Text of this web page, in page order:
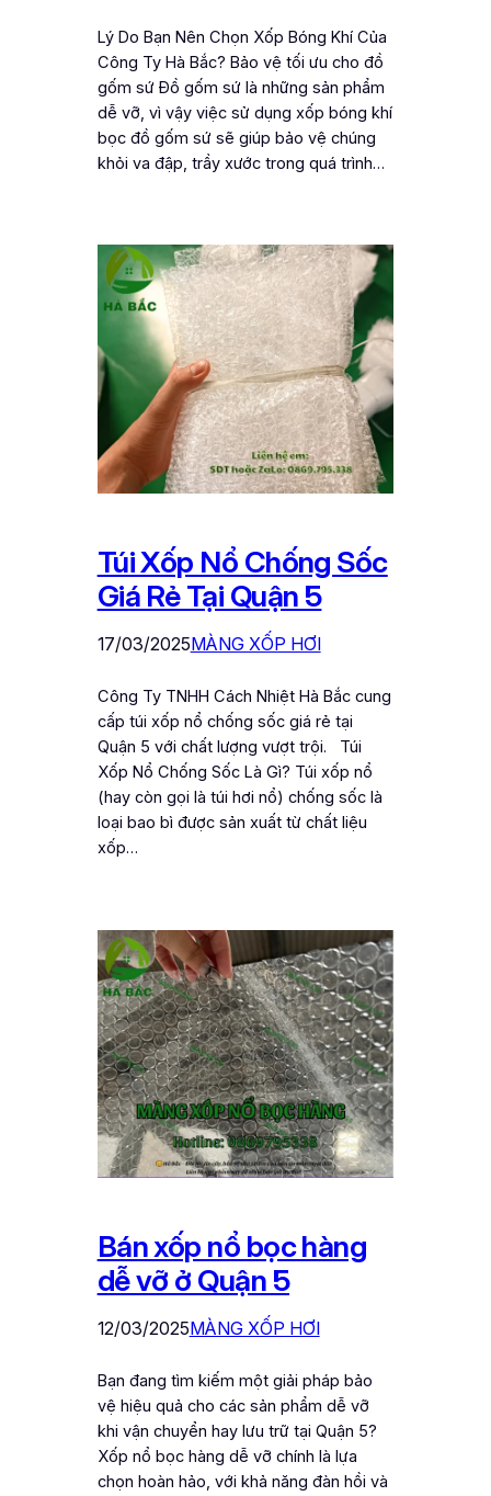
Lý Do Bạn Nên Chọn Xốp Bóng Khí Của
Công Ty Hà Bắc? Bảo vệ tối ưu cho đồ
gốm sứ Đồ gốm sứ là những sản phẩm
dễ vỡ, vì vậy việc sử dụng xốp bóng khí
bọc đồ gốm sứ sẽ giúp bảo vệ chúng
khỏi va đập, trầy xước trong quá trình…
Túi Xốp Nổ Chống Sốc
Giá Rẻ Tại Quận 5
17/03/2025MÀNG XỐP HƠI
Công Ty TNHH Cách Nhiệt Hà Bắc cung
cấp túi xốp nổ chống sốc giá rẻ tại
Quận 5 với chất lượng vượt trội. Túi
Xốp Nổ Chống Sốc Là Gì? Túi xốp nổ
(hay còn gọi là túi hơi nổ) chống sốc là
loại bao bì được sản xuất từ chất liệu
xốp…
Bán xốp nổ bọc hàng
dễ vỡ ở Quận 5
12/03/2025MÀNG XỐP HƠI
Bạn đang tìm kiếm một giải pháp bảo
vệ hiệu quả cho các sản phẩm dễ vỡ
khi vận chuyển hay lưu trữ tại Quận 5?
Xốp nổ bọc hàng dễ vỡ chính là lựa
chọn hoàn hảo, với khả năng đàn hồi và